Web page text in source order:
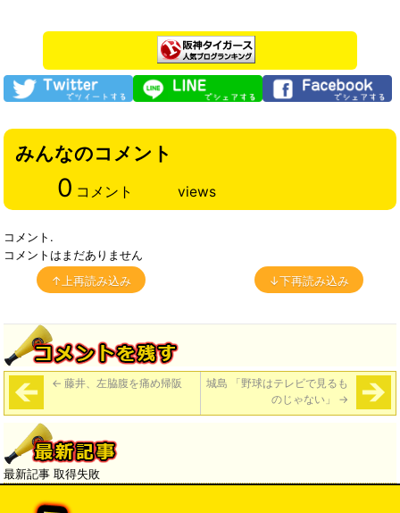
みんなのコメント
0 コメント views
コメント.
コメントはまだありません
↑上再読み込み
↓下再読み込み
← 藤井、左脇腹を痛め帰阪
城島 「野球はテレビで見るも
のじゃない」 →
最新記事 取得失敗